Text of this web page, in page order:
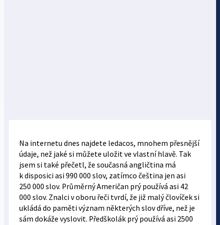
Na internetu dnes najdete ledacos, mnohem přesnější
údaje, než jaké si můžete uložit ve vlastní hlavě. Tak
jsem si také přečetl, že současná angličtina má
k disposici asi 990 000 slov, zatímco čeština jen asi
250 000 slov. Průměrný Američan prý používá asi 42
000 slov. Znalci v oboru řeči tvrdí, že již malý človíček si
ukládá do paměti význam některých slov dříve, než je
sám dokáže vyslovit. Předškolák prý používá asi 2500